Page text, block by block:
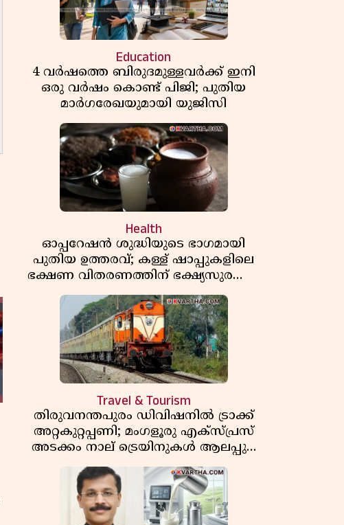
Education
4 വർഷത്തെ ബിരുദമുള്ളവർക്ക് ഇനി
ഒരു വർഷം കൊണ്ട് പിജി; പുതിയ
മാർഗരേഖയുമായി യുജിസി
Health
ഓപ്പറേഷൻ ശുദ്ധിയുടെ ഭാഗമായി
പുതിയ ഉത്തരവ്; കള്ള് ഷാപ്പുകളിലെ
ഭക്ഷണ വിതരണത്തിന് ഭക്ഷ്യസുരക്ഷാ
ലൈസൻസ് നിർബന്ധമാക്കി
എക്സൈസ്
Travel & Tourism
തിരുവനന്തപുരം ഡിവിഷനിൽ ട്രാക്ക്
അറ്റകുറ്റപ്പണി; മംഗളൂരു എക്സ്പ്രസ്
അടക്കം നാല് ട്രെയിനുകൾ ആലപ്പുഴ
വഴി തിരിച്ചുവിടും